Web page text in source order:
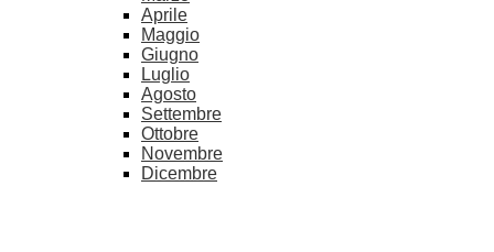
Aprile
Maggio
Giugno
Luglio
Agosto
Settembre
Ottobre
Novembre
Dicembre